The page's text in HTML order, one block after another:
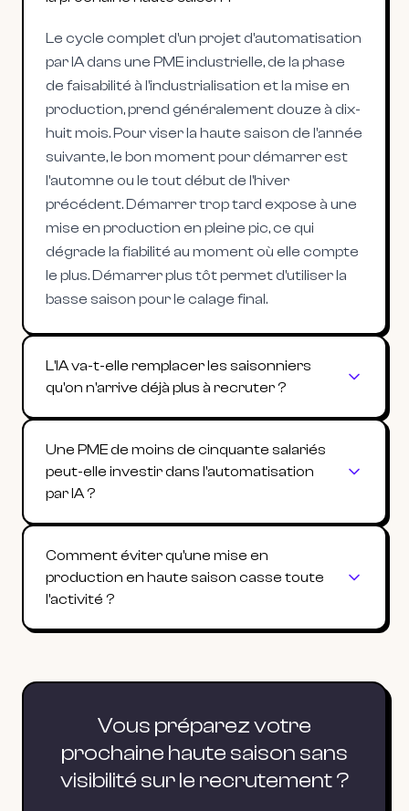
Le cycle complet d'un projet d'automatisation
par IA dans une PME industrielle, de la phase
de faisabilité à l'industrialisation et la mise en
production, prend généralement douze à dix-
huit mois. Pour viser la haute saison de l'année
suivante, le bon moment pour démarrer est
l'automne ou le tout début de l'hiver
précédent. Démarrer trop tard expose à une
mise en production en pleine pic, ce qui
dégrade la fiabilité au moment où elle compte
le plus. Démarrer plus tôt permet d'utiliser la
basse saison pour le calage final.
L'IA va-t-elle remplacer les saisonniers
qu'on n'arrive déjà plus à recruter ?
Une PME de moins de cinquante salariés
peut-elle investir dans l'automatisation
par IA ?
Comment éviter qu'une mise en
production en haute saison casse toute
l'activité ?
Vous préparez votre
prochaine haute saison sans
visibilité sur le recrutement ?